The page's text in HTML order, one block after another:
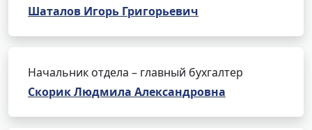
Шаталов Игорь Григорьевич
Начальник отдела – главный бухгалтер
Скорик Людмила Александровна